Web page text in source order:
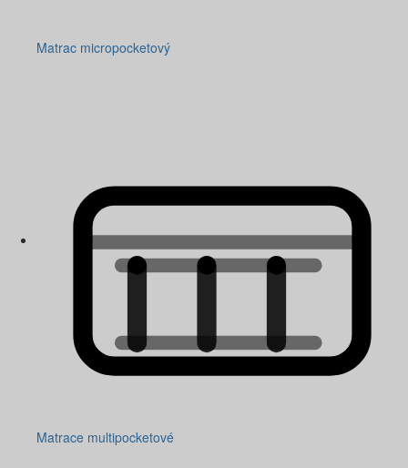
Matrac micropocketový
Matrace multipocketové